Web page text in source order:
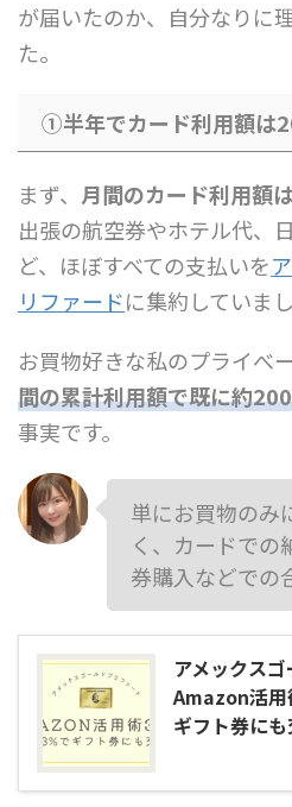
が届いたのか、自分なりに
た。
①半年でカード利用額は
まず、 月間のカード利用額
出張の航空券やホテル代、
ど、ほぼすべての支払いを
リファードに集約していまし
お買物好きな私のプライべ
間の累計利用額で既に約
事実です。
単にお買物のみ
く、カードでの
券購入などでの
アメックス
Amazon活用
ギフト券にも